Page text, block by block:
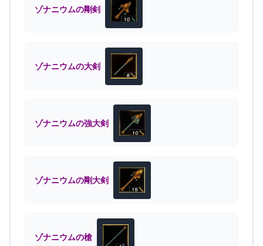
ゾナニウムの剛剣
ゾナニウムの大剣
ゾナニウムの強大剣
ゾナニウムの剛大剣
ゾナニウムの槍